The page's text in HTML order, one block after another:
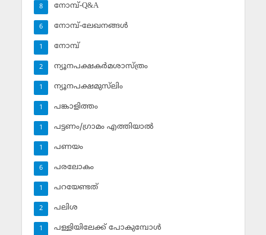
നോമ്പ്-Q&A
8
നോമ്പ്-ലേഖനങ്ങള്‍
6
നോമ്പ്‌
1
ന്യൂനപക്ഷകര്‍മശാസ്ത്രം
2
ന്യൂനപക്ഷമുസ്‌ലിം
1
പങ്കാളിത്തം
1
പട്ടണം/ഗ്രാമം എത്തിയാല്‍
1
പണയം
1
പരലോകം
6
പറയേണ്ടത്
1
പലിശ
2
പള്ളിയിലേക്ക് പോകുമ്പോള്‍
1